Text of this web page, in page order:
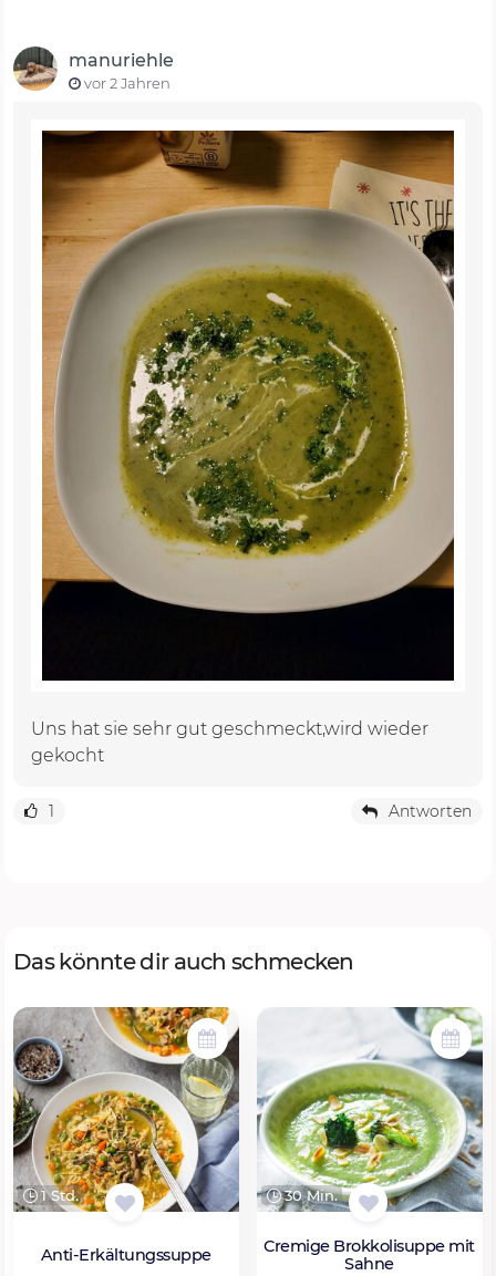
manuriehle
vor 2 Jahren
Uns hat sie sehr gut geschmeckt,wird wieder
gekocht
1 Antworten
Das könnte dir auch schmecken
1 Std.
Anti-Erkältungssuppe
30 Min.
Cremige Brokkolisuppe mit
Sahne